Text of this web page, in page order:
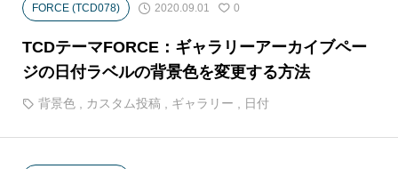
FORCE (TCD078) 2020.09.01 0
TCDテーマFORCE：ギャラリーアーカイブペー
ジの日付ラベルの背景色を変更する方法
背景色 カスタム投稿 ギャラリー 日付